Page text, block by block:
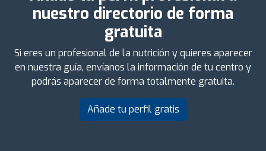
nuestro directorio de forma
gratuita
Si eres un profesional de la nutrición y quieres aparecer
en nuestra guía, envíanos la información de tu centro y
podrás aparecer de forma totalmente gratuita.
Añade tu perfil gratis